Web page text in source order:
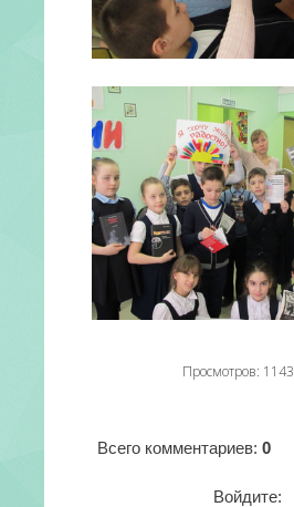
Просмотров: 1143
Всего комментариев: 0
Войдите: